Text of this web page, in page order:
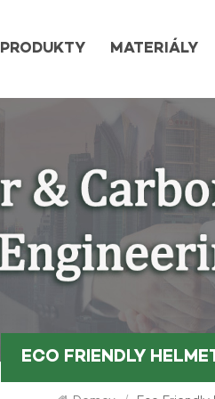
PRODUKTY MATERIÁLY
ECO FRIENDLY